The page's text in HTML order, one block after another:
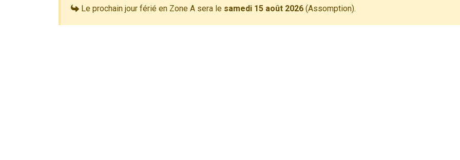
Le prochain jour férié en Zone A sera le samedi 15 août 2026 (Assomption).